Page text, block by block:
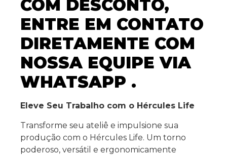
COM DESCONTO,
ENTRE EM CONTATO
DIRETAMENTE COM
NOSSA EQUIPE VIA
WHATSAPP .
Eleve Seu Trabalho com o Hércules Life
Transforme seu ateliê e impulsione sua
produção com o Hércules Life. Um torno
poderoso, versátil e ergonomicamente